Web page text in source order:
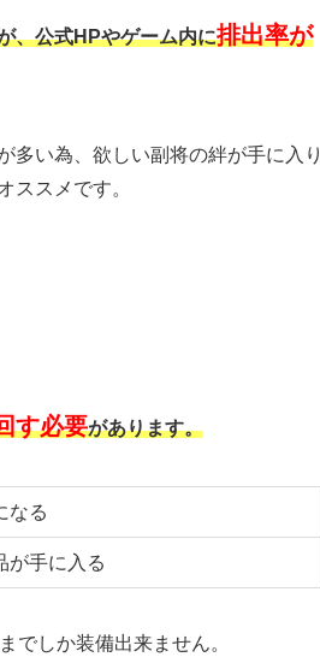
、公式HPやゲーム内に排出率が
多い為、欲しい副将の絆が手に入り
ススメです。
す必要があります。
なる
が手に入る
でしか装備出来ません。